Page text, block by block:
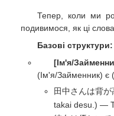
Тепер, коли ми
подивимося, як ці
Базові структури:
[Ім'я/
(Ім'я/Займенник) є
田中さんは背
takai desu.) —